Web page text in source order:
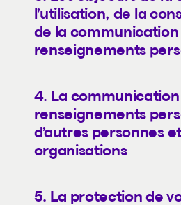
l’utilisation, de la
de la communication
renseignements
4. La communication
renseignements
d’autres personnes et
organisations
5. La protection de